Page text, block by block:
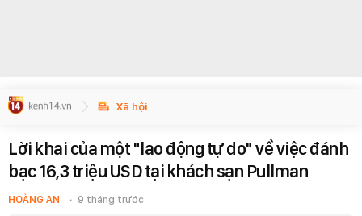
Xã hội
Lời khai của một "lao động tự do" về việc đánh
bạc 16,3 triệu USD tại khách sạn Pullman
HOÀNG AN 9 tháng trước